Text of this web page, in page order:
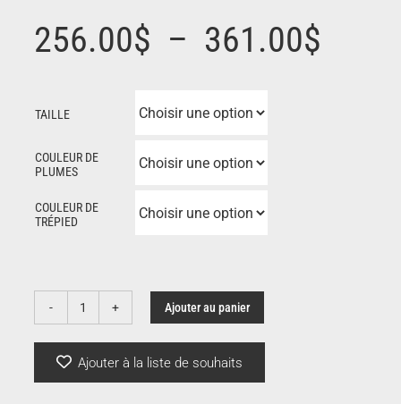
256.00$ – 361.00$
TAILLE
COULEUR DE
PLUMES
COULEUR DE
TRÉPIED
quantité
tripod
Ajouter au panier
Ajouter à la liste de souhaits